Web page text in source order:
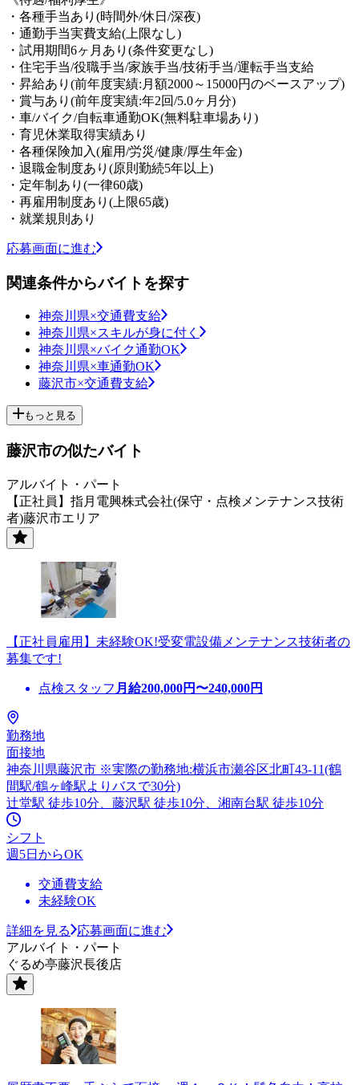
・各種手当あり(時間外/休日/深夜)
・通勤手当実費支給(上限なし)
・試用期間6ヶ月あり(条件変更なし)
・住宅手当/役職手当/家族手当/技術手当/運転手当支給
・昇給あり(前年度実績:月額2000～15000円のベースアップ)
・賞与あり(前年度実績:年2回/5.0ヶ月分)
・車/バイク/自転車通勤OK(無料駐車場あり)
・育児休業取得実績あり
・各種保険加入(雇用/労災/健康/厚生年金)
・退職金制度あり(原則勤続5年以上)
・定年制あり(一律60歳)
・再雇用制度あり(上限65歳)
・就業規則あり
応募画面に進む
関連条件からバイトを探す
神奈川県×交通費支給
神奈川県×スキルが身に付く
神奈川県×バイク通勤OK
神奈川県×車通勤OK
藤沢市×交通費支給
もっと見る
藤沢市の似たバイト
アルバイト・パート
【正社員】指月電興株式会社(保守・点検メンテナンス技術
者)藤沢市エリア
【正社員雇用】未経験OK!受変電設備メンテナンス技術者の
募集です!
点検スタッフ 月給200,000円〜240,000円
勤務地
面接地
神奈川県藤沢市 ※実際の勤務地:横浜市瀬谷区北町43-11(鶴
間駅/鶴ヶ峰駅よりバスで30分)
辻堂駅 徒歩10分、藤沢駅 徒歩10分、湘南台駅 徒歩10分
シフト
週5日からOK
交通費支給
未経験OK
詳細を見る
応募画面に進む
アルバイト・パート
ぐるめ亭藤沢長後店